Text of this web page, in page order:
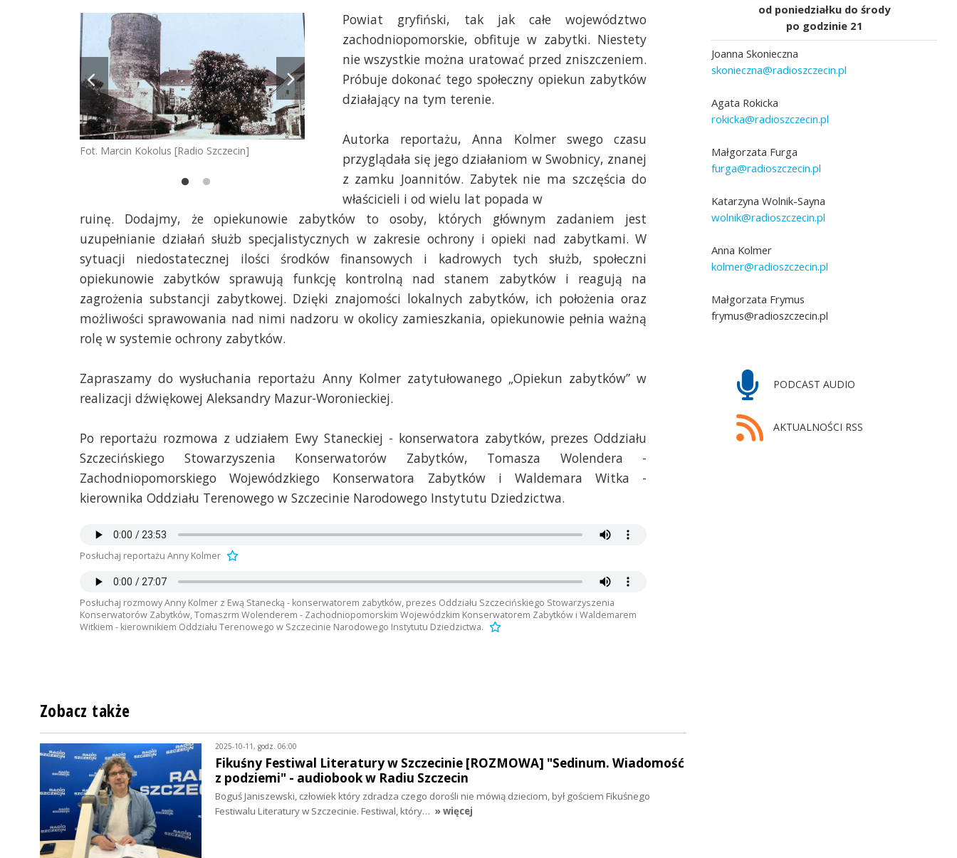
Fot. Marcin Kokolus [Radio Szczecin] Fot. Marcin Kokolus [Radio Szczecin] Fot. Marcin Kokolus [Radio Szczecin] Fot. Marcin Kokolus [Radio Szczecin]
Powiat gryfiński, tak jak całe województwo
zachodniopomorskie, obfituje w zabytki. Niestety
nie wszystkie można uratować przed zniszczeniem.
Próbuje dokonać tego społeczny opiekun zabytków
działający na tym terenie.
Autorka reportażu, Anna Kolmer swego czasu
przyglądała się jego działaniom w Swobnicy, znanej
z zamku Joannitów. Zabytek nie ma szczęścia do
właścicieli i od wielu lat popada w
ruinę. Dodajmy, że opiekunowie zabytków to osoby, których głównym zadaniem jest
uzupełnianie działań służb specjalistycznych w zakresie ochrony i opieki nad zabytkami. W
sytuacji niedostatecznej ilości środków finansowych i kadrowych tych służb, społeczni
opiekunowie zabytków sprawują funkcję kontrolną nad stanem zabytków i reagują na
zagrożenia substancji zabytkowej. Dzięki znajomości lokalnych zabytków, ich położenia oraz
możliwości sprawowania nad nimi nadzoru w okolicy zamieszkania, opiekunowie pełnia ważną
rolę w systemie ochrony zabytków.
Zapraszamy do wysłuchania reportażu Anny Kolmer zatytułowanego „Opiekun zabytków” w
realizacji dźwiękowej Aleksandry Mazur-Woronieckiej.
Po reportażu rozmowa z udziałem Ewy Staneckiej - konserwatora zabytków, prezes Oddziału
Szczecińskiego Stowarzyszenia Konserwatorów Zabytków, Tomasza Wolendera -
Zachodniopomorskiego Wojewódzkiego Konserwatora Zabytków i Waldemara Witka -
kierownika Oddziału Terenowego w Szczecinie Narodowego Instytutu Dziedzictwa.
Posłuchaj reportażu Anny Kolmer
Posłuchaj rozmowy Anny Kolmer z Ewą Stanecką - konserwatorem zabytków, prezes Oddziału Szczecińskiego Stowarzyszenia
Konserwatorów Zabytków, Tomaszrm Wolenderem - Zachodniopomorskim Wojewódzkim Konserwatorem Zabytków i Waldemarem
Witkiem - kierownikiem Oddziału Terenowego w Szczecinie Narodowego Instytutu Dziedzictwa.
od poniedziałku do środy
po godzinie 21
Joanna Skonieczna
skonieczna@radioszczecin.pl
Agata Rokicka
rokicka@radioszczecin.pl
Małgorzata Furga
furga@radioszczecin.pl
Katarzyna Wolnik-Sayna
wolnik@radioszczecin.pl
Anna Kolmer
kolmer@radioszczecin.pl
Małgorzata Frymus
frymus@radioszczecin.pl
PODCAST AUDIO
AKTUALNOŚCI RSS
Zobacz także
2025-10-11, godz. 06:00
Fikuśny Festiwal Literatury w Szczecinie [ROZMOWA] "Sedinum. Wiadomość
z podziemi" - audiobook w Radiu Szczecin
Boguś Janiszewski, człowiek który zdradza czego dorośli nie mówią dzieciom, był gościem Fikuśnego
Festiwalu Literatury w Szczecinie. Festiwal, który… » więcej